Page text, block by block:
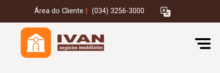
Área do Cliente (034) 3256-3000